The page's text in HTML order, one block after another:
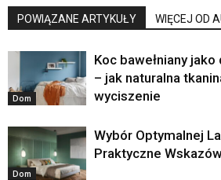
POWIĄZANE ARTYKUŁY WIĘCEJ OD
Dom
Koc bawełniany
– jak naturalna
wyciszenie
Dom
Wybór Optymalnej
Praktyczne